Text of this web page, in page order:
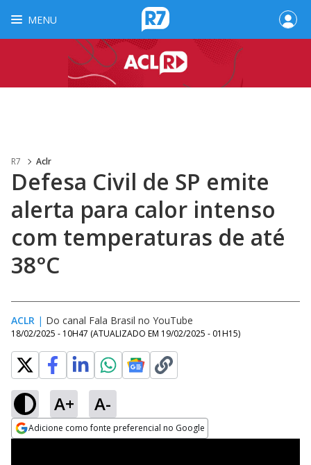
MENU
R7 Aclr
Defesa Civil de SP emite
alerta para calor intenso
com temperaturas de até
38°C
ACLR | Do canal Fala Brasil no YouTube
18/02/2025 - 10H47 (ATUALIZADO EM 19/02/2025 - 01H15)
A+ A-
Adicione como fonte preferencial no Google